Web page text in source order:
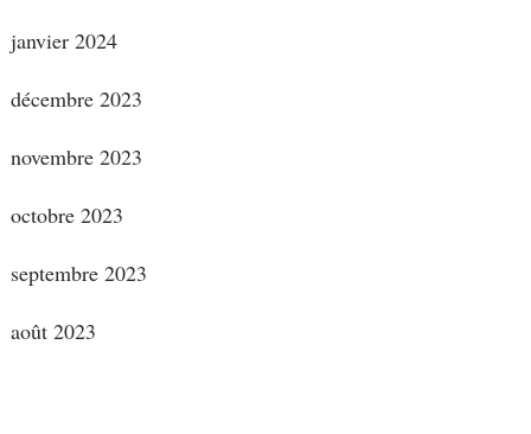
janvier 2024
décembre 2023
novembre 2023
octobre 2023
septembre 2023
août 2023